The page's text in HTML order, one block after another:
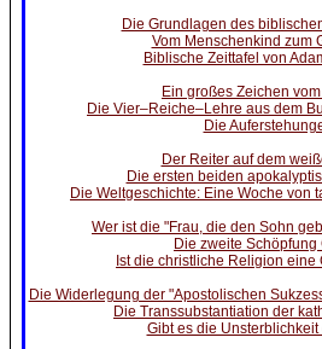
Die Grundlagen des
Vom Menschenkind zum
Biblische Zeittafel von
Ein großes Zeichen
Die Vier–Reiche–Lehre aus dem
Die
Der Reiter auf dem
Die ersten beiden
Die Weltgeschichte: Eine Woche von
Wer ist die "Frau, die den Sohn
Die zweite Schöpfung
Ist die christliche Religion
Die Widerlegung der "Apostolischen
Die Transsubstantiation der
Gibt es die